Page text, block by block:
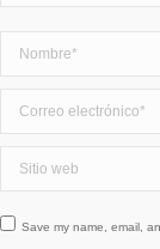
Save my name, email,